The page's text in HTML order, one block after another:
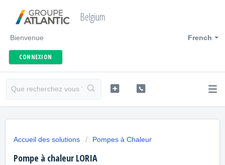
Belgium
French
Bienvenue
CONNEXION
Accueil des solutions Pompes à Chaleur
Pompe à chaleur LORIA